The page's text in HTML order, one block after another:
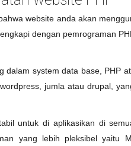
website anda akan
dengan pemrograman
system data base, PHP
jumla atau drupal,
untuk di aplikasikan di
yang lebih pleksibel yaitu